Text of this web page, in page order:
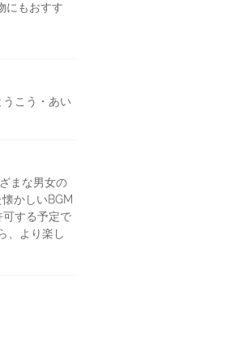
にもおすす
こう・あい
まな男女の
かしいBGM
する予定で
、より楽し